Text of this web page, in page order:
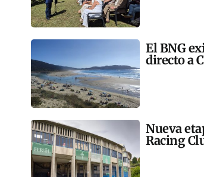
El BNG
directo a
Nueva
Racing